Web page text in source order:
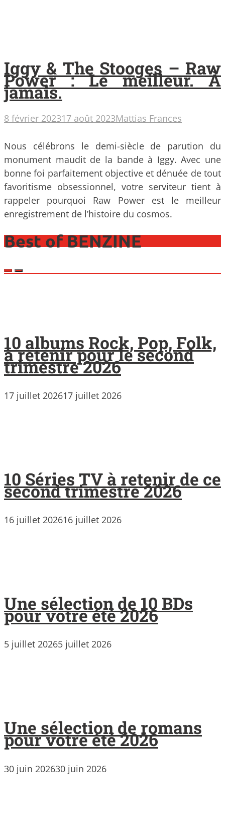
Iggy & The Stooges – Raw
Power : Le meilleur. À
jamais.
8 février 202317 août 2023Mattias Frances
Nous célébrons le demi-siècle de parution du
monument maudit de la bande à Iggy. Avec une
bonne foi parfaitement objective et dénuée de tout
favoritisme obsessionnel, votre serviteur tient à
rappeler pourquoi Raw Power est le meilleur
enregistrement de l’histoire du cosmos.
Best of BENZINE
10 albums Rock, Pop, Folk,
à retenir pour le second
trimestre 2026
17 juillet 202617 juillet 2026
10 Séries TV à retenir de ce
second trimestre 2026
16 juillet 202616 juillet 2026
Une sélection de 10 BDs
pour votre été 2026
5 juillet 20265 juillet 2026
Une sélection de romans
pour votre été 2026
30 juin 202630 juin 2026